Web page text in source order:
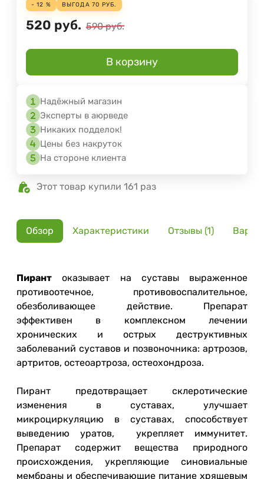
- 12 % ВЫГОДА 70 РУБ.
520 руб. 590 руб.
В корзину
Надёжный магазин
Эксперты в аюрведе
Никаких подделок!
Цены без накруток
На стороне клиента
Этот товар купили 161 раз
Обзор Характеристики Отзывы (1)
Пирант оказывает на суставы выраженное
противоотечное, противовоспалительное,
обезболивающее действие. Препарат
эффективен в комплексном лечении
хронических и острых деструктивных
заболеваний суставов и позвоночника: артрозов,
артритов, остеоартроза, остеохондроза.
Пирант предотвращает склеротические
изменения в суставах, улучшает
микроциркуляцию в суставах, способствует
выведению уратов, укрепляет иммунитет.
Препарат содержит вещества природного
происхождения, укрепляющие синовиальные
мембраны и обеспечивающие питание хрящевым